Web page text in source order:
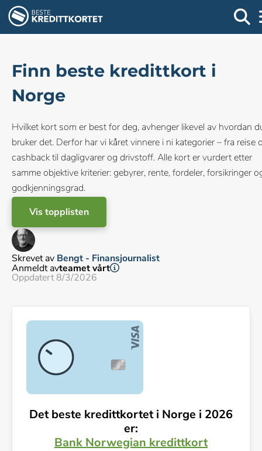
Finn beste kredittkort i
Norge
Hvilket kort som er best for deg, avhenger likevel av hvordan
bruker det. Derfor har vi kåret vinnere i ni kategorier – fra reise
cashback til dagligvarer og drivstoff. Alle kort er vurdert etter
samme objektive kriterier: gebyrer, rente, fordeler, forsikringer
godkjenningsgrad.
Vis topplisten
Skrevet av Bengt - Finansjournalist
Anmeldt avteamet vårt
Oppdatert 8/3/2026
Det beste kredittkortet i Norge i 2026
er:
Bank Norwegian kredittkort